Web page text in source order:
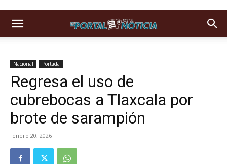
Nacional Portada
Regresa el uso de
cubrebocas a Tlaxcala por
brote de sarampión
enero 20, 2026